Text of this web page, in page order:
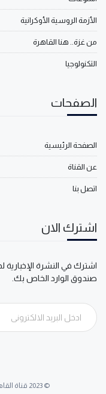
الأزمة الروسية الأوكرانية
من غزة.. هنا القاهرة
التكنولوجيا
الصفحات
الصفحة الرئيسية
عن القناة
اتصل بنا
اشترك الان
اشترك في النشرة الإخبارية
صندوق الوارد الخاص بك.
© 2023 قناة القاهرة الإخبارية. جميع الحقوق محفوظة.